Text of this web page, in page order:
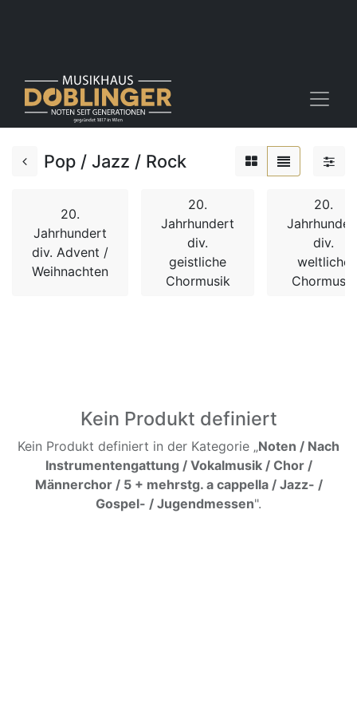
Pop / Jazz / Rock
20.
Jahrhundert
div. Advent /
Weihnachten
20.
Jahrhundert
div.
geistliche
Chormusik
20.
div.
weltliche
Chormusik
Kein Produkt definiert
Kein Produkt definiert in der Kategorie „Noten / Nach
Instrumentengattung / Vokalmusik / Chor /
Männerchor / 5 + mehrstg. a cappella / Jazz- /
Gospel- / Jugendmessen".